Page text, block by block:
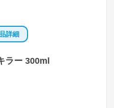
詳細
ラー 300ml